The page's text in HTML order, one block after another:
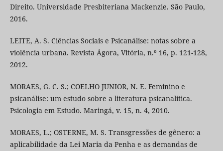
Direito. Universidade Presbiteriana Mackenzie. São Paulo,
2016.
LEITE, A. S. Ciências Sociais e Psicanálise: notas sobre a
violência urbana. Revista Ágora, Vitória, n.º 16, p. 121-128,
2012.
MORAES, G. C. S.; COELHO JUNIOR, N. E. Feminino e
psicanálise: um estudo sobre a literatura psicanalítica.
Psicologia em Estudo. Maringá, v. 15, n. 4, 2010.
MORAES, L.; OSTERNE, M. S. Transgressões de gênero: a
aplicabilidade da Lei Maria da Penha e as demandas de